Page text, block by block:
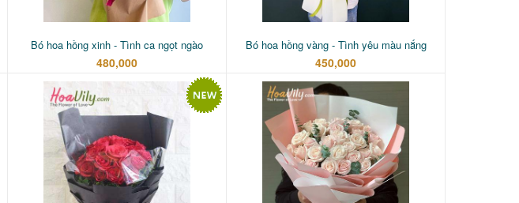
Bó hoa hồng xinh - Tình ca ngọt ngào
480,000
Bó hoa hồng vàng - Tình yêu màu nắng
450,000